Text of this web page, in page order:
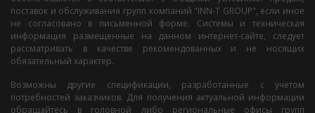
поставок и обслуживания групп компаний "INN-T GROUP", если иное
не согласовано в письменной форме. Системы и техническая
информация размещенные на данном интернет-сайте, следует
рассматривать в качестве рекомендованных и не носящих
обязательный характер.
Возможны другие спецификации, разработанные с учетом
потребностей заказчиков. Для получения актуальной информации
обращайтесь в головной либо региональные офисы групп